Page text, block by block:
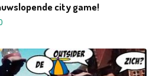
city game!